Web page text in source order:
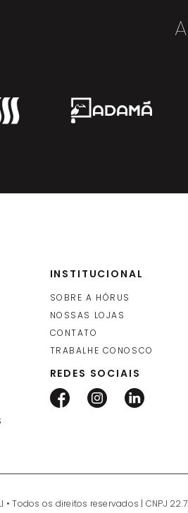
INSTITUCIONAL
SOBRE A HÓRUS
NOSSAS LOJAS
CONTATO
TRABALHE CONOSCO
REDES SOCIAIS
• Todos os direitos reservados |